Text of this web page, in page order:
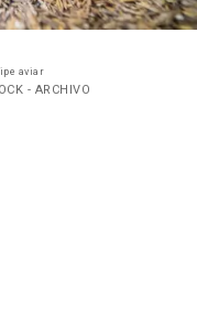
aviar
- ARCHIVO